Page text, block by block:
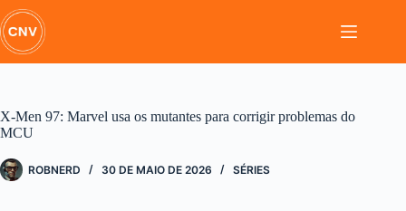
Pular
para
o
conteúdo
X-Men 97: Marvel usa os mutantes para corrigir problemas do
MCU
ROBNERD 30 DE MAIO DE 2026 SÉRIES